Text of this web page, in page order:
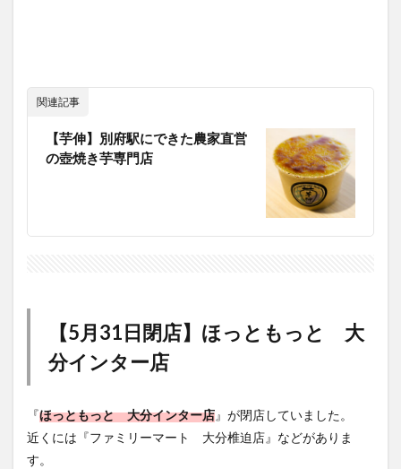
関連記事
【芋伸】別府駅にできた農家直営
の壺焼き芋専門店
【5月31日閉店】ほっともっと 大
分インター店
『ほっともっと 大分インター店』が閉店していました。
近くには『ファミリーマート 大分椎迫店』などがありま
す。